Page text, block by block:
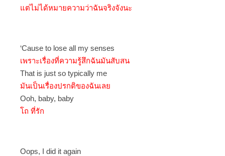
แต่ไม่ได้หมายความว่าฉันจริงจังนะ
‘Cause to lose all my senses
เพราะเรื่องที่ความรู้สึกฉันมันสับสน
That is just so typically me
มันเป็นเรื่องปรกติของฉันเลย
Ooh, baby, baby
โถ ที่รัก
Oops, I did it again